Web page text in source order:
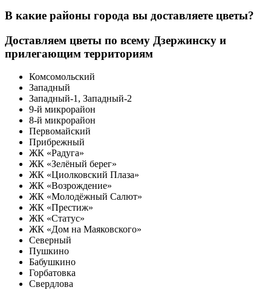
В какие районы города вы доставляете цветы?
Доставляем цветы по всему Дзержинску и
прилегающим территориям
Комсомольский
Западный
Западный-1, Западный-2
9-й микрорайон
8-й микрорайон
Первомайский
Прибрежный
ЖК «Радуга»
ЖК «Зелёный берег»
ЖК «Циолковский Плаза»
ЖК «Возрождение»
ЖК «Молодёжный Салют»
ЖК «Престиж»
ЖК «Статус»
ЖК «Дом на Маяковского»
Северный
Пушкино
Бабушкино
Горбатовка
Свердлова